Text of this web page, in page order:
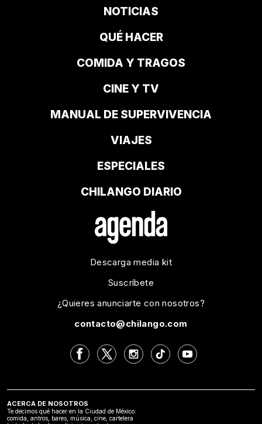
NOTICIAS
QUÉ HACER
COMIDA Y TRAGOS
CINE Y TV
MANUAL DE SUPERVIVENCIA
VIAJES
ESPECIALES
CHILANGO DIARIO
Descarga media kit
Suscríbete
¿Quieres anunciarte con nosotros?
contacto@chilango.com
ACERCA DE NOSOTROS
Te decimos qué hacer en la Ciudad de México:
comida, antros, bares, música, cine, cartelera